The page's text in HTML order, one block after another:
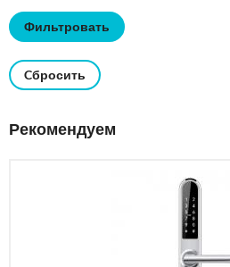
Cбросить
Рекомендуем